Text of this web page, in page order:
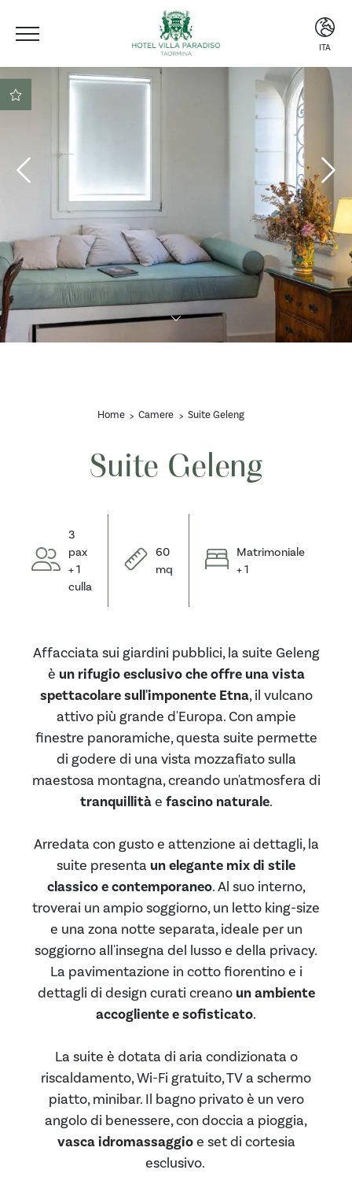
ITA
ITA
Prenotazione sicura al
miglior prezzo
Home Camere Suite Geleng
Suite Geleng
3
pax
+ 1
culla
60
mq
Matrimoniale
+ 1
Affacciata sui giardini pubblici, la suite Geleng
è un rifugio esclusivo che offre una vista
spettacolare sull'imponente Etna, il vulcano
attivo più grande d'Europa. Con ampie
finestre panoramiche, questa suite permette
di godere di una vista mozzafiato sulla
maestosa montagna, creando un'atmosfera di
tranquillitàe fascino naturale.
Arredata con gusto e attenzione ai dettagli, la
suite presenta un elegante mix di stile
classico e contemporaneo. Al suo interno,
troverai un ampio soggiorno, un letto king-size
e una zona notte separata, ideale per un
soggiorno all'insegna del lusso e della privacy.
La pavimentazione in cotto fiorentino e i
dettagli di design curati creano un ambiente
accogliente e sofisticato.
La suite è dotata di aria condizionata o
riscaldamento, Wi-Fi gratuito, TV a schermo
piatto, minibar. Il bagno privato è un vero
angolo di benessere, con doccia a pioggia,
vasca idromassaggioe set di cortesia
esclusivo.